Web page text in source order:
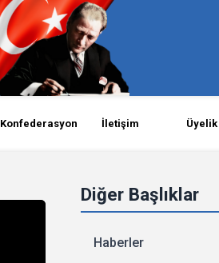
Konfederasyon İletişim Üyelik
Diğer Başlıklar
Haberler